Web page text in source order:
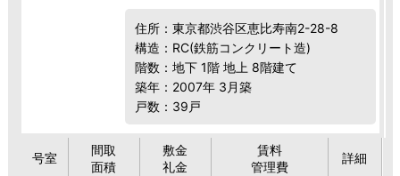
住所：東京都渋谷区恵比寿南2-28-8
構造：RC(鉄筋コンクリート造)
階数：地下 1階 地上 8階建て
築年：2007年 3月築
戸数：39戸
号室
間取
面積
敷金
礼金
賃料
管理費
詳細